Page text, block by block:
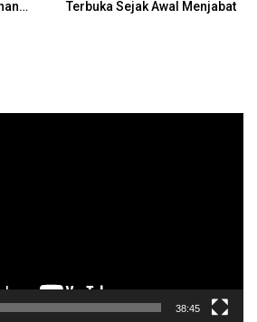
Terbuka Sejak Awal Menjabat
38:45